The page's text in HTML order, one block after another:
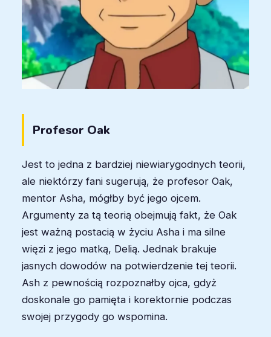
Profesor Oak
Jest to jedna z bardziej niewiarygodnych teorii,
ale niektórzy fani sugerują, że profesor Oak,
mentor Asha, mógłby być jego ojcem.
Argumenty za tą teorią obejmują fakt, że Oak
jest ważną postacią w życiu Asha i ma silne
więzi z jego matką, Delią. Jednak brakuje
jasnych dowodów na potwierdzenie tej teorii.
Ash z pewnością rozpoznałby ojca, gdyż
doskonale go pamięta i korektornie podczas
swojej przygody go wspomina.